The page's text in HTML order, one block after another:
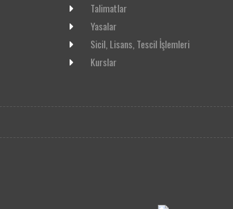
Talimatlar
Yasalar
Sicil, Lisans, Tescil İşlemleri
Kurslar